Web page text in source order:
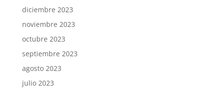
diciembre 2023
noviembre 2023
octubre 2023
septiembre 2023
agosto 2023
julio 2023